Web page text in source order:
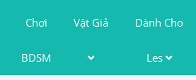
Chơi
BDSM
Vật Giả Dành Cho
Les